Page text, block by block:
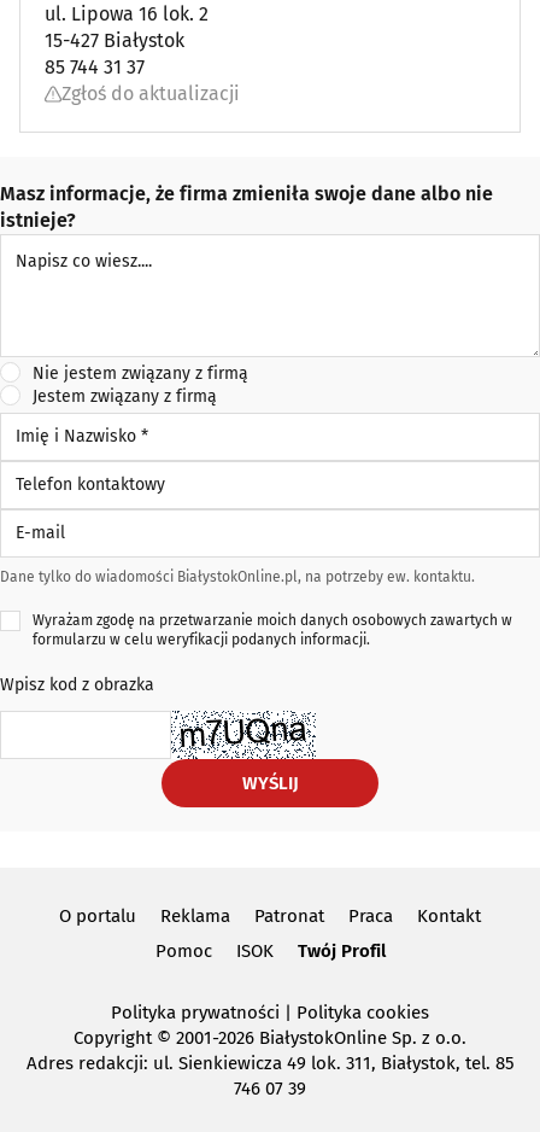
ul. Lipowa 16 lok. 2
15-427 Białystok
85 744 31 37
Zgłoś do aktualizacji
Masz informacje, że firma zmieniła swoje dane albo nie
istnieje?
Nie jestem związany z firmą
Jestem związany z firmą
Imię i Nazwisko *
Telefon kontaktowy
Dane tylko do wiadomości BiałystokOnline.pl, na potrzeby ew. kontaktu.
Wyrażam zgodę na przetwarzanie moich danych osobowych zawartych w
formularzu w celu weryfikacji podanych informacji.
Wpisz kod z obrazka
WYŚLIJ
O portalu Reklama Patronat Praca
Kontakt
Pomoc
ISOK Twój Profil
Polityka prywatności | Polityka cookies
Copyright © 2001-2026 BiałystokOnline Sp. z o.o.
Adres redakcji: ul. Sienkiewicza 49 lok. 311, Białystok, tel. 85
746 07 39